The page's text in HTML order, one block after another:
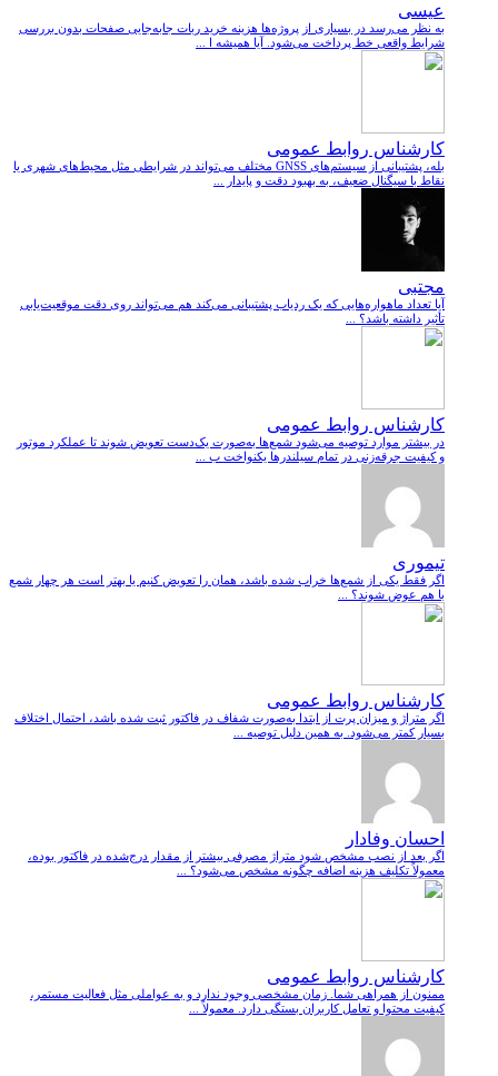
عیسی
به نظر می‌رسد در بسیاری از پروژه‌ها هزینه خرید ربات جابه‌جایی صفحات بدون بررسی
شرایط واقعی خط پرداخت می‌شود. آیا همیشه ا ...
کارشناس روابط عمومی
بله، پشتیبانی از سیستم‌های GNSS مختلف می‌تواند در شرایطی مثل محیط‌های شهری یا
نقاط با سیگنال ضعیف، به بهبود دقت و پایدار ...
مجتبی
آیا تعداد ماهواره‌هایی که یک ردیاب پشتیبانی می‌کند هم می‌تواند روی دقت موقعیت‌یابی
تأثیر داشته باشد؟ ...
کارشناس روابط عمومی
در بیشتر موارد توصیه می‌شود شمع‌ها به‌صورت یک‌دست تعویض شوند تا عملکرد موتور
و کیفیت جرقه‌زنی در تمام سیلندرها یکنواخت ب ...
تیموری
اگر فقط یکی از شمع‌ها خراب شده باشد، همان را تعویض کنیم یا بهتر است هر چهار شمع
با هم عوض شوند؟ ...
کارشناس روابط عمومی
اگر متراژ و میزان پرت از ابتدا به‌صورت شفاف در فاکتور ثبت شده باشد، احتمال اختلاف
بسیار کمتر می‌شود. به همین دلیل توصیه ...
احسان وفادار
اگر بعد از نصب مشخص شود متراژ مصرفی بیشتر از مقدار درج‌شده در فاکتور بوده،
معمولاً تکلیف هزینه اضافه چگونه مشخص می‌شود؟ ...
کارشناس روابط عمومی
ممنون از همراهی شما. زمان مشخصی وجود ندارد و به عواملی مثل فعالیت مستمر،
کیفیت محتوا و تعامل کاربران بستگی دارد. معمولاً ...